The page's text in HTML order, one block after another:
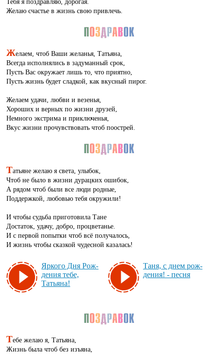
Желаю счастье в жизнь свою привлечь.
Желаем, чтоб Ваши желанья, Татьяна,
Всегда исполнялись в задуманный срок,
Пусть Вас окружает лишь то, что приятно,
Пусть жизнь будет сладкой, как вкусный пирог.
Желаем удачи, любви и везенья,
Хороших и верных по жизни друзей,
Немного экстрима и приключенья,
Вкус жизни прочувствовать чтоб поострей.
Татьяне желаю я света, улыбок,
Чтоб не было в жизни дурацких ошибок,
А рядом чтоб были все люди родные,
Поддержкой, любовью тебя окружили!
И чтобы судьба приготовила Тане
Достаток, удачу, добро, процветанье.
И с первой попытки чтоб всё получалось,
И жизнь чтобы сказкой чудесной казалась!
Яр­ко­го Дня Рож­
де­ния те­бе,
Татьяна!
Та­ня, с днем рож­
де­ния! - пес­ня
Тебе желаю я, Татьяна,
Жизнь была чтоб без изъяна,